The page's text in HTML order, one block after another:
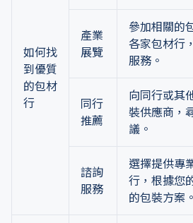
如何找
到優質
的包材
行
產業
展覽
參加相關的
各家包材行
服務。
同行
推薦
向同行或其
裝供應商，
議。
諮詢
服務
選擇提供專
行，根據您
的包裝方案。